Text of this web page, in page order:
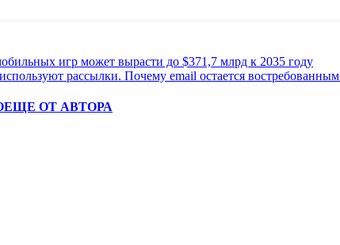
игр может вырасти до $371,7 млрд к 2035 году
рассылки. Почему email остается востребованным
ЕЩЕ ОТ АВТОРА